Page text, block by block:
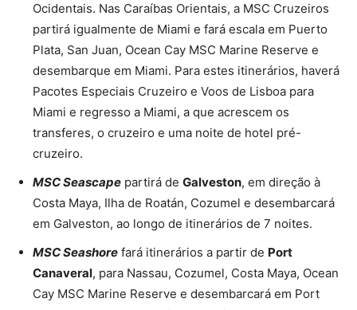
Ocidentais. Nas Caraíbas Orientais, a MSC Cruzeiros
partirá igualmente de Miami e fará escala em Puerto
Plata, San Juan, Ocean Cay MSC Marine Reserve e
desembarque em Miami. Para estes itinerários, haverá
Pacotes Especiais Cruzeiro e Voos de Lisboa para
Miami e regresso a Miami, a que acrescem os
transferes, o cruzeiro e uma noite de hotel pré-
cruzeiro.
MSC Seascape partirá de Galveston, em direção à
Costa Maya, Ilha de Roatán, Cozumel e desembarcará
em Galveston, ao longo de itinerários de 7 noites.
MSC Seashore fará itinerários a partir de Port
Canaveral, para Nassau, Cozumel, Costa Maya, Ocean
Cay MSC Marine Reserve e desembarcará em Port